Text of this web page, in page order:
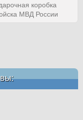
коробка
МВД России